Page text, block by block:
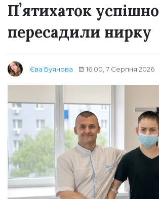
Пʼятихаток успішно
пересадили нирку
Єва Буянова 16:00, 7 Серпня 2026